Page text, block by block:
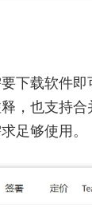
下载软件即
，也支持合
足够使用。